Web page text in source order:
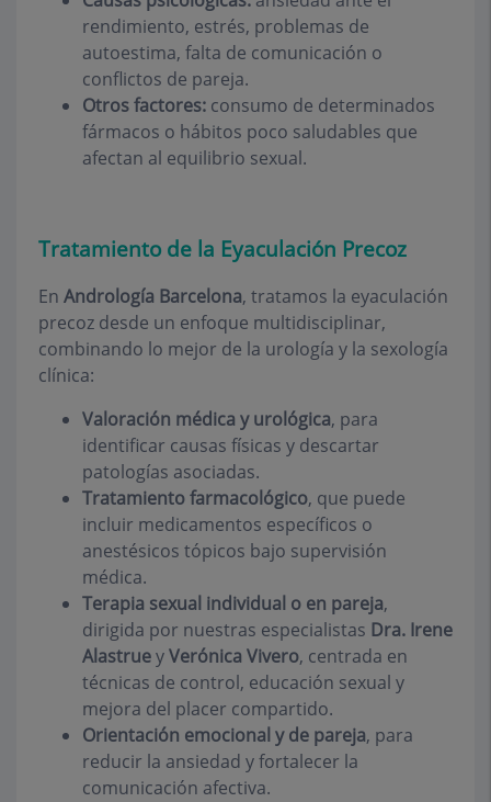
rendimiento, estrés, problemas de
autoestima, falta de comunicación o
conflictos de pareja.
Otros factores: consumo de determinados
fármacos o hábitos poco saludables que
afectan al equilibrio sexual.
Tratamiento de la Eyaculación Precoz
En Andrología Barcelona, tratamos la eyaculación
precoz desde un enfoque multidisciplinar,
combinando lo mejor de la urología y la sexología
clínica:
Valoración médica y urológica, para
identificar causas físicas y descartar
patologías asociadas.
Tratamiento farmacológico, que puede
incluir medicamentos específicos o
anestésicos tópicos bajo supervisión
médica.
Terapia sexual individual o en pareja,
dirigida por nuestras especialistas Dra. Irene
AlastrueyVerónica Vivero, centrada en
técnicas de control, educación sexual y
mejora del placer compartido.
Orientación emocional y de pareja, para
reducir la ansiedad y fortalecer la
comunicación afectiva.